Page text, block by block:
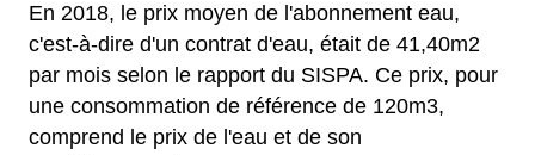
En 2018, le prix moyen de l'abonnement eau,
c'est-à-dire d'un contrat d'eau, était de 41,40m2
par mois selon le rapport du SISPA. Ce prix, pour
une consommation de référence de 120m3,
comprend le prix de l'eau et de son